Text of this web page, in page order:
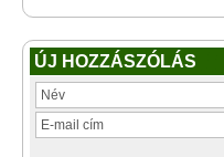
ÚJ HOZZÁSZÓLÁS